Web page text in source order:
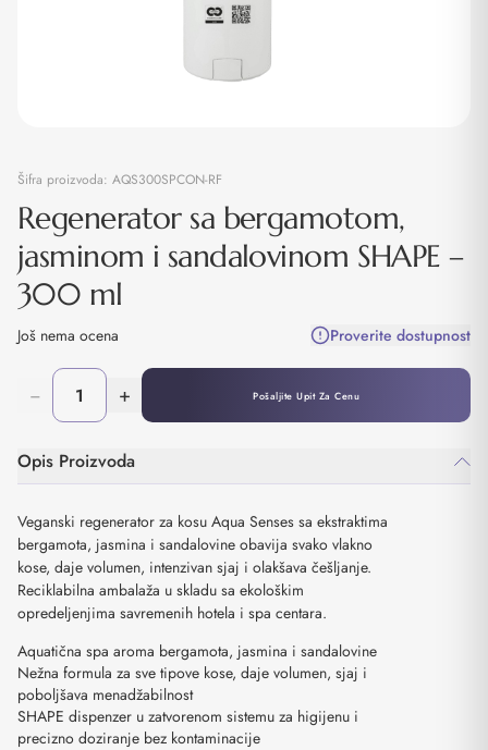
Šifra proizvoda: AQS300SPCON-RF
Regenerator sa bergamotom,
jasminom i sandalovinom SHAPE –
300 ml
Još nema ocena Proverite dostupnost
− + Pošaljite Upit Za Cenu
Opis Proizvoda
Veganski regenerator za kosu Aqua Senses sa ekstraktima
bergamota, jasmina i sandalovine obavija svako vlakno
kose, daje volumen, intenzivan sjaj i olakšava češljanje.
Reciklabilna ambalaža u skladu sa ekološkim
opredeljenjima savremenih hotela i spa centara.
Aquatična spa aroma bergamota, jasmina i sandalovine
Nežna formula za sve tipove kose, daje volumen, sjaj i
poboljšava menadžabilnost
SHAPE dispenzer u zatvorenom sistemu za higijenu i
precizno doziranje bez kontaminacije